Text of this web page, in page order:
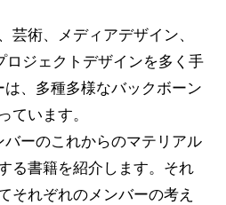
芸術、メディアデザイン、
ジェクトデザインを多く手
、多種多様なバックボーン
ています。
バーのこれからのマテリアル
る書籍を紹介します。それ
それぞれのメンバーの考え